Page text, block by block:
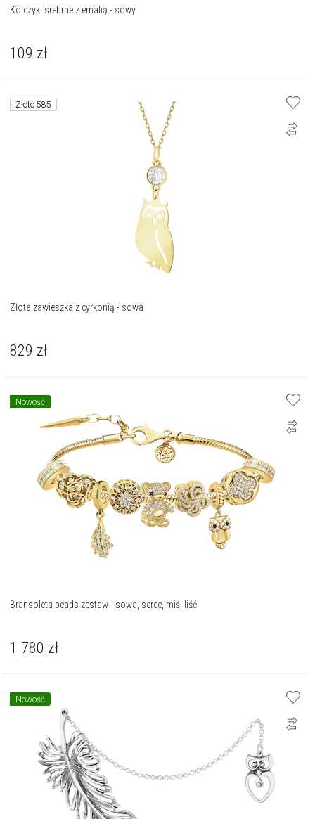
Kolczyki srebrne z emalią - sowy
109 zł
Złoto 585
Złota zawieszka z cyrkonią - sowa
829 zł
Nowość
Bransoleta beads zestaw - sowa, serce, miś, liść
1 780 zł
Nowość